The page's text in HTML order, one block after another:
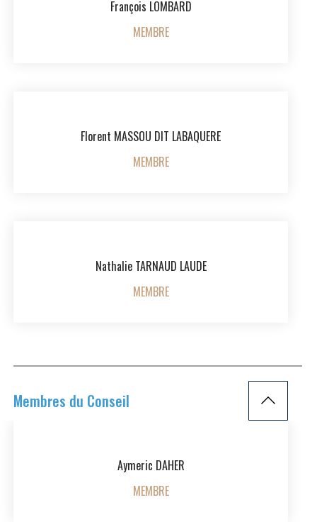
François LOMBARD
MEMBRE
Florent MASSOU DIT LABAQUERE
MEMBRE
Nathalie TARNAUD LAUDE
MEMBRE
Membres du Conseil
Aymeric DAHER
MEMBRE